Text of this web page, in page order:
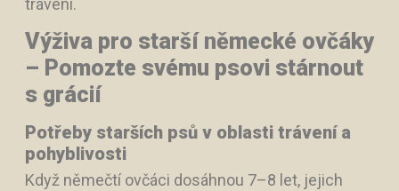
trávení.
Výživa pro starší německé ovčáky
– Pomozte svému psovi stárnout
s grácií
Potřeby starších psů v oblasti trávení a
pohyblivosti
Když němečtí ovčáci dosáhnou 7–8 let, jejich